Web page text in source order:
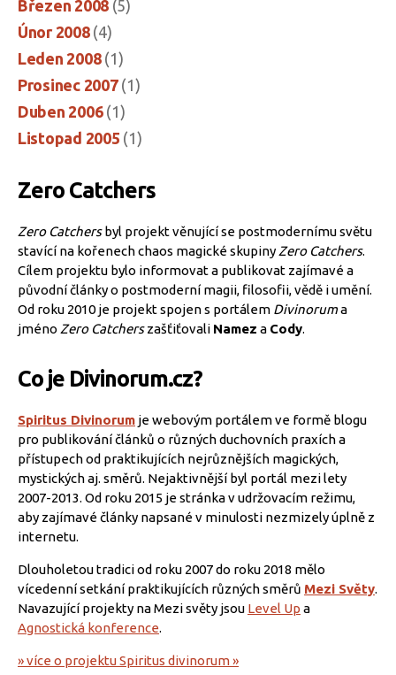
Březen 2008 (5)
Únor 2008(4)
Leden 2008(1)
Prosinec 2007(1)
Duben 2006(1)
Listopad 2005 (1)
Zero Catchers
Zero Catchersbyl projekt věnující se postmodernímu světu
stavící na kořenech chaos magické skupiny Zero Catchers.
Cílem projektu bylo informovat a publikovat zajímavé a
původní články o postmoderní magii, filosofii, vědě i umění.
Od roku 2010 je projekt spojen s portálem Divinoruma
jméno Zero Catcherszašťiťovali Namez a Cody.
Co je Divinorum.cz?
Spiritus Divinorum je webovým portálem ve formě blogu
pro publikování článků o různých duchovních praxích a
přístupech od praktikujících nejrůznějších magických,
mystických aj. směrů. Nejaktivnější byl portál mezi lety
2007-2013. Od roku 2015 je stránka v udržovacím režimu,
aby zajímavé články napsané v minulosti nezmizely úplně z
internetu.
Dlouholetou tradici od roku 2007 do roku 2018 mělo
vícedenní setkání praktikujících různých směrů Mezi Světy.
Navazující projekty na Mezi světy jsou Level Up a
Agnostická konference.
» více o projektu Spiritus divinorum »